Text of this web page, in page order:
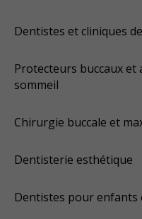
Dentistes et cliniques
Protecteurs buccaux
sommeil
Chirurgie buccale et
Dentisterie esthétique
Dentistes pour enfants